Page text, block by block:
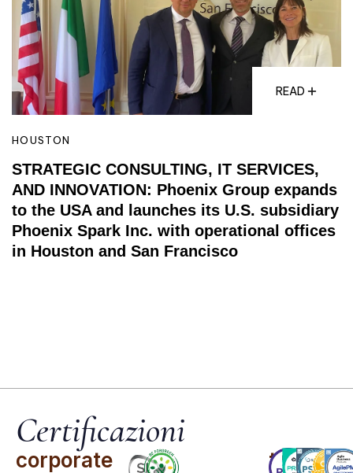
READ
HOUSTON
STRATEGIC CONSULTING, IT SERVICES,
AND INNOVATION: Phoenix Group expands
to the USA and launches its U.S. subsidiary
Phoenix Spark Inc. with operational offices
in Houston and San Francisco
Certificazioni
corporate team